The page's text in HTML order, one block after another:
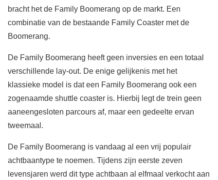
bracht het de Family Boomerang op de markt. Een
combinatie van de bestaande Family Coaster met de
Boomerang.
De Family Boomerang heeft geen inversies en een totaal
verschillende lay-out. De enige gelijkenis met het
klassieke model is dat een Family Boomerang ook een
zogenaamde shuttle coaster is. Hierbij legt de trein geen
aaneengesloten parcours af, maar een gedeelte ervan
tweemaal.
De Family Boomerang is vandaag al een vrij populair
achtbaantype te noemen. Tijdens zijn eerste zeven
levensjaren werd dit type achtbaan al elfmaal verkocht aan